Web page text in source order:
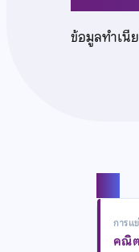
ข้อมูลทำเนี
การแ
คณิต